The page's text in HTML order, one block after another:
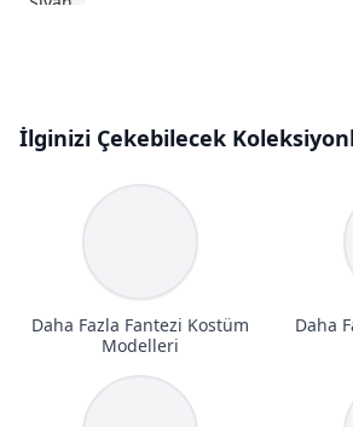
İlginizi Çekebilecek
Daha Fazla Fantezi Kostüm
Modelleri
Daha